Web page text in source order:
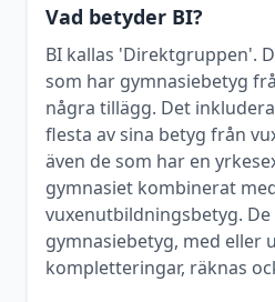
Vad betyder BI?
BI kallas 'Direktgruppen'.
som har gymnasiebetyg
några tillägg. Det
flesta av sina betyg från
även de som har en
gymnasiet kombinerat
vuxenutbildningsbetyg.
gymnasiebetyg, med eller
kompletteringar, räknas